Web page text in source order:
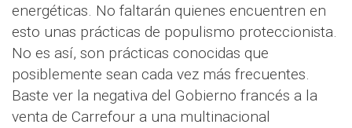
energéticas. No faltarán quienes encuentren en
esto unas prácticas de populismo proteccionista.
No es así, son prácticas conocidas que
posiblemente sean cada vez más frecuentes.
Baste ver la negativa del Gobierno francés a la
venta de Carrefour a una multinacional